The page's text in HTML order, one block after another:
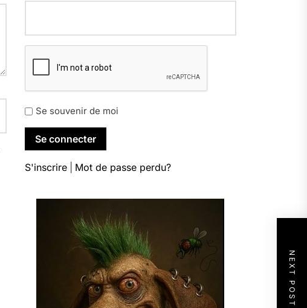
NEXT POST
Se souvenir de moi
S'inscrire Mot de passe perdu?